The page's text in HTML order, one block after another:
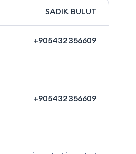
SADIK BULUT
+905432356609
+905432356609